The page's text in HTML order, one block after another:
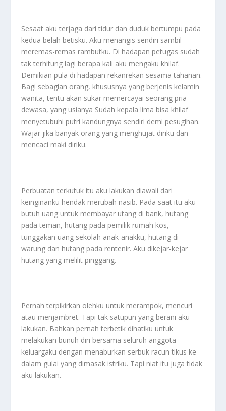
Sesaat aku terjaga dari tidur dan duduk bertumpu pada
kedua belah betisku. Aku menangis sendiri sambil
meremas-remas rambutku. Di hadapan petugas sudah
tak terhitung lagi berapa kali aku mengaku khilaf.
Demikian pula di hadapan rekanrekan sesama tahanan.
Bagi sebagian orang, khususnya yang berjenis kelamin
wanita, tentu akan sukar memercayai seorang pria
dewasa, yang usianya Sudah kepala lima bisa khilaf
menyetubuhi putri kandungnya sendiri demi pesugihan.
Wajar jika banyak orang yang menghujat diriku dan
mencaci maki diriku.
Perbuatan terkutuk itu aku lakukan diawali dari
keinginanku hendak merubah nasib. Pada saat itu aku
butuh uang untuk membayar utang di bank, hutang
pada teman, hutang pada pemilik rumah kos,
tunggakan uang sekolah anak-anakku, hutang di
warung dan hutang pada rentenir. Aku dikejar-kejar
hutang yang melilit pinggang.
Pernah terpikirkan olehku untuk merampok, mencuri
atau menjambret. Tapi tak satupun yang berani aku
lakukan. Bahkan pernah terbetik dihatiku untuk
melakukan bunuh diri bersama seluruh anggota
keluargaku dengan menaburkan serbuk racun tikus ke
dalam gulai yang dimasak istriku. Tapi niat itu juga tidak
aku lakukan.